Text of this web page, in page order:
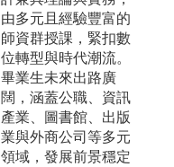
由多元且經驗豐富的
師資群授課，緊扣數
位轉型與時代潮流。
畢業生未來出路廣
闊，涵蓋公職、資訊
產業、圖書館、出版
業與外商公司等多元
領域，發展前景穩定